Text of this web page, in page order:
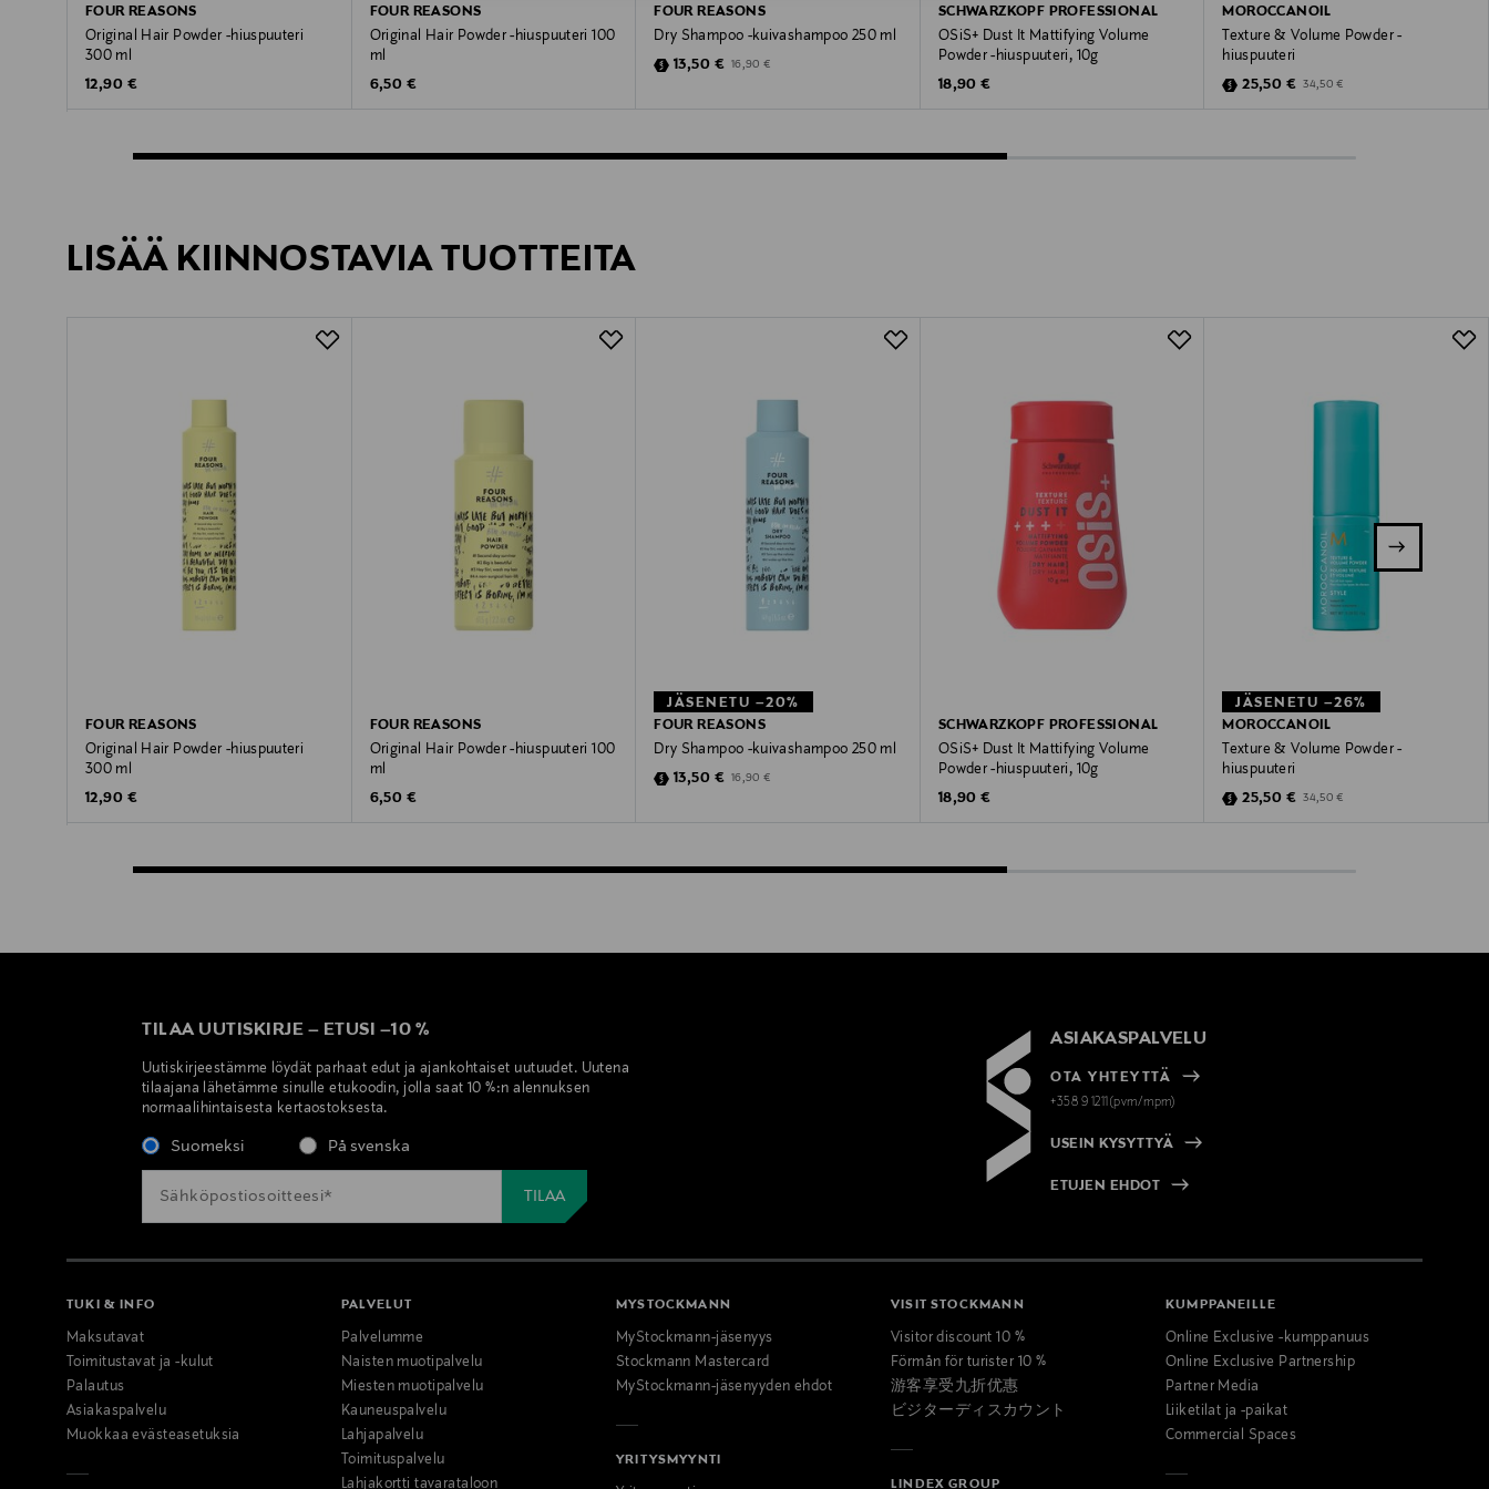
FOUR REASONS
Original Hair Powder -hiuspuuteri
300 ml
Original Price
12,90 €
FOUR REASONS
Original Hair Powder -hiuspuuteri 100
ml
Original Price
6,50 €
FOUR REASONS
Dry Shampoo -kuivashampoo 250 ml
Discounted Price
13,50 € Original Price
16,90 €
SCHWARZKOPF PROFESSIONAL
OSiS+ Dust It Mattifying Volume
Powder -hiuspuuteri, 10g
Original Price
18,90 €
MOROCCANOIL
Texture & Volume Powder -
hiuspuuteri
Discounted Price
25,50 € Original Price
34,50 €
LISÄÄ KIINNOSTAVIA TUOTTEITA
FOUR REASONS
Original Hair Powder -hiuspuuteri
300 ml
Original Price
12,90 €
FOUR REASONS
Original Hair Powder -hiuspuuteri 100
ml
Original Price
6,50 €
JÄSENETU –20%
FOUR REASONS
Dry Shampoo -kuivashampoo 250 ml
Discounted Price
13,50 € Original Price
16,90 €
SCHWARZKOPF PROFESSIONAL
OSiS+ Dust It Mattifying Volume
Powder -hiuspuuteri, 10g
Original Price
18,90 €
JÄSENETU –26%
MOROCCANOIL
Texture & Volume Powder -
hiuspuuteri
Discounted Price
25,50 € Original Price
34,50 €
TILAA UUTISKIRJE – ETUSI –10 %
Uutiskirjeestämme löydät parhaat edut ja ajankohtaiset uutuudet. Uutena
tilaajana lähetämme sinulle etukoodin, jolla saat 10 %:n alennuksen
normaalihintaisesta kertaostoksesta.
Suomeksi På svenska
ASIAKASPALVELU
OTA YHTEYTTÄ
+358 9 1211(pvm/mpm)
USEIN KYSYTTYÄ
ETUJEN EHDOT
TUKI & INFO
Maksutavat
Toimitustavat ja -kulut
Palautus
Asiakaspalvelu
Muokkaa evästeasetuksia
PALVELUT
Palvelumme
Naisten muotipalvelu
Miesten muotipalvelu
Kauneuspalvelu
Lahjapalvelu
Toimituspalvelu
Lahjakortti tavarataloon
MYSTOCKMANN
MyStockmann-jäsenyys
Stockmann Mastercard
MyStockmann-jäsenyyden ehdot
YRITYSMYYNTI
VISIT STOCKMANN
Visitor discount 10 %
Förmån för turister 10 %
游客享受九折优惠
ビジターディスカウント
LINDEX GROUP
KUMPPANEILLE
Online Exclusive -kumppanuus
Online Exclusive Partnership
Partner Media
Liiketilat ja -paikat
Commercial Spaces